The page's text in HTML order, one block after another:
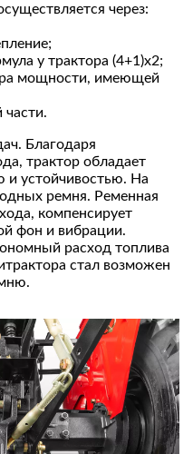
через:
у трактора (4+1)х2;
мощности, имеющей
Благодаря
трактор обладает
устойчивостью. На
ремня. Ременная
компенсирует
фон и вибрации.
расход топлива
стал возможен